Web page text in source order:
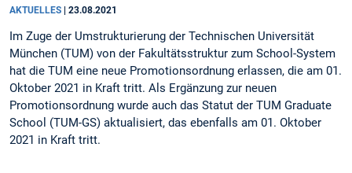
AKTUELLES 23.08.2021
Im Zuge der Umstrukturierung der Technischen Universität
München (TUM) von der Fakultätsstruktur zum School-System
hat die TUM eine neue Promotionsordnung erlassen, die am 01.
Oktober 2021 in Kraft tritt. Als Ergänzung zur neuen
Promotionsordnung wurde auch das Statut der TUM Graduate
School (TUM-GS) aktualisiert, das ebenfalls am 01. Oktober
2021 in Kraft tritt.